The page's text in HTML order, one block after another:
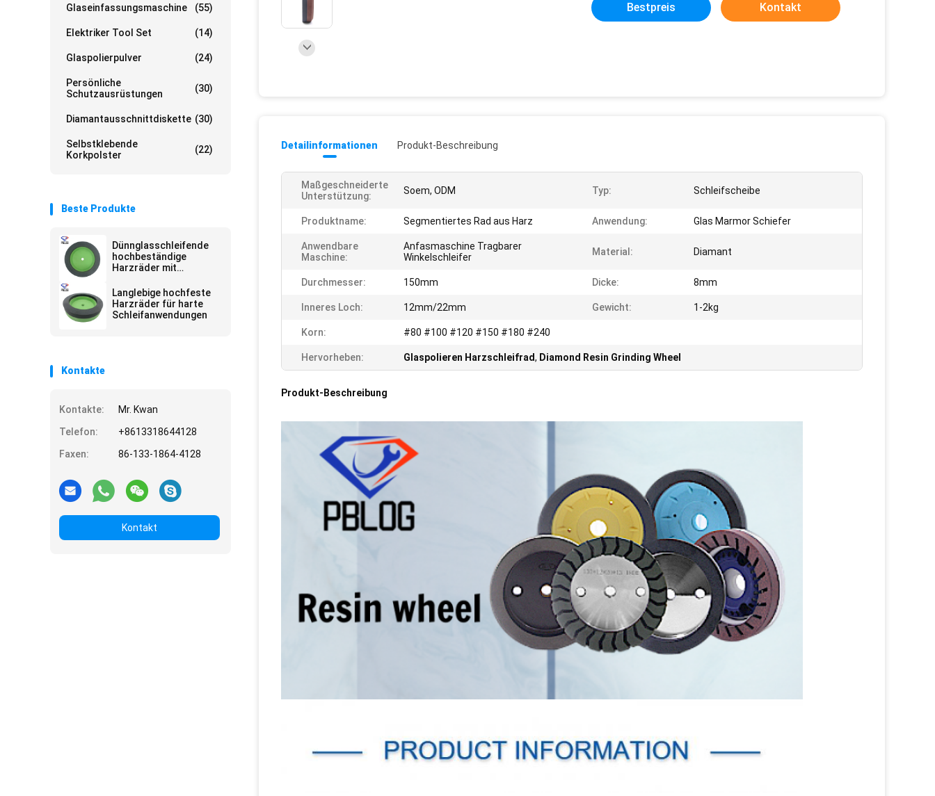
Glaseinfassungsmaschine (55)
Elektriker Tool Set (14)
Glaspolierpulver (24)
Persönliche
Schutzausrüstungen
(30)
Diamantausschnittdiskette (30)
Selbstklebende
Korkpolster
(22)
Beste Produkte
Dünnglasschleifende
hochbeständige
Harzräder mit
Arbeitsschichtform
Langlebige hochfeste
Harzräder für harte
Schleifanwendungen
Kontakte
Kontakte:
Mr. Kwan
Telefon:
+8613318644128
Faxen:
86-133-1864-4128
Kontakt
Bestpreis Kontakt
Detailinformationen Produkt-Beschreibung
Maßgeschneiderte
Unterstützung:
Soem, ODM Typ: Schleifscheibe
Produktname: Segmentiertes Rad aus Harz Anwendung: Glas Marmor Schiefer
Anwendbare
Maschine:
Anfasmaschine Tragbarer
Winkelschleifer
Material: Diamant
Durchmesser: 150mm Dicke: 8mm
Inneres Loch: 12mm/22mm Gewicht: 1-2kg
Korn: #80 #100 #120 #150 #180 #240
Hervorheben: Glaspolieren Harzschleifrad, Diamond Resin Grinding Wheel
Produkt-Beschreibung